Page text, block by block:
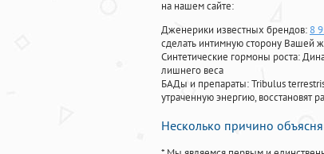
на нашем сайте:
Дженерики известных брендов: 8
сделать интимную сторону Вашей
Синтетические гормоны роста:
лишнего веса
БАДы и препараты:Tribulus
утраченную энергию, восстановят
Несколько причино